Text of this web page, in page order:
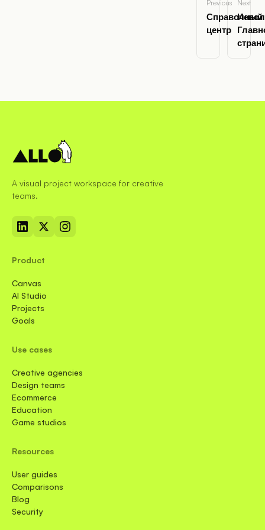
Previous
Справочный
центр
Next
A visual project workspace for creative
teams.
Product
Canvas
AI Studio
Projects
Goals
Use cases
Creative agencies
Design teams
Ecommerce
Education
Game studios
Resources
User guides
Comparisons
Blog
Security